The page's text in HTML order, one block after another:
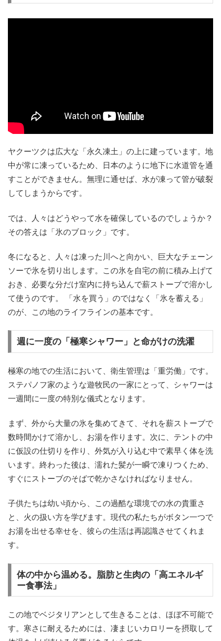
ヤクーツクは広大な「永久凍土」の上に建っています。地
中が常に凍っているため、日本のように地下に水道管を通
すことができません。無理に通せば、水が凍って管が破裂
してしまうからです。
では、人々はどうやって水を確保しているのでしょうか？
その答えは「氷のブロック」です。
冬になると、人々は凍った川へと向かい、巨大なチェーン
ソーで氷を切り出します。この氷を自宅の前に積み上げて
おき、必要な分だけ室内に持ち込んで薪ストーブで溶かし
て使うのです。 「水を買う」のではなく「氷を蓄える」
のが、この地のライフラインの基本です。
週に一度の「極寒シャワー」と命がけの洗濯
極寒の地での生活において、衛生管理は「重労働」です。
ステパノフ家のような遊牧民の一家にとって、シャワーは
一週間に一度の特別な儀式となります。
まず、外から大量の氷を集めてきて、それを薪ストーブで
数時間かけて溶かし、お湯を作ります。次に、テントの中
に仮設の仕切りを作り、外気が入り込む中で素早く体を洗
います。終わった後は、濡れた髪が一瞬で凍りつくため、
すぐにストーブのそばで乾かさなければなりません。
子供たちは幼い頃から、この過酷な環境での水の貴重さ
と、火の扱い方を学びます。現代の私たちがボタン一つで
お湯を出せる幸せを、彼らの生活は再認識させてくれま
す。
体の中から温める。脂肪と生肉の「高エネルギ
ー食事法」
この地でベジタリアンとして生きることは、ほぼ不可能で
す。寒さに耐えるためには、凄まじいカロリーを摂取して